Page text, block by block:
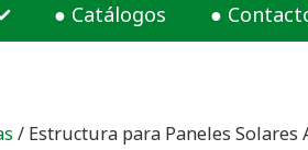
● Catálogos ●
/ Estructura para Paneles Solares